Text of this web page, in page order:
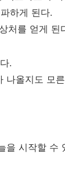
하게 된다.
처를 얻게 된
.
나올지도 모
을 시작할 수